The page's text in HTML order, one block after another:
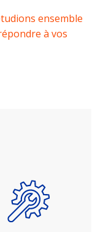
ensemble
à vos
offrons un service
et accessible
que vous puissiez
concentrer sur